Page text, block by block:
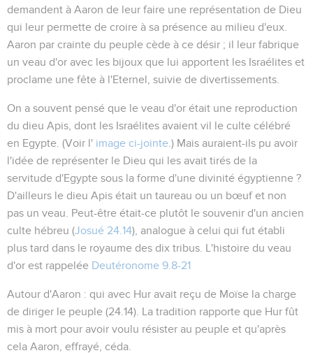
demandent à Aaron de leur faire une représentation de Dieu
qui leur permette de croire à sa présence au milieu d'eux.
Aaron par crainte du peuple cède à ce désir ; il leur fabrique
un veau d'or avec les bijoux que lui apportent les Israélites et
proclame une fête à l'Eternel, suivie de divertissements.
On a souvent pensé que le veau d'or était une reproduction
du dieu Apis, dont les Israélites avaient vil le culte célébré
en Egypte. (Voir l' image ci-jointe .) Mais auraient-ils pu avoir
l'idée de représenter le Dieu qui les avait tirés de la
servitude d'Egypte sous la forme d'une divinité égyptienne ?
D'ailleurs le dieu Apis était un taureau ou un bœuf et non
pas un veau. Peut-être était-ce plutôt le souvenir d'un ancien
culte hébreu (Josué 24.14), analogue à celui qui fut établi
plus tard dans le royaume des dix tribus. L'histoire du veau
d'or est rappelée Deutéronome 9.8-21
Autour d'Aaron : qui avec Hur avait reçu de Moïse la charge
de diriger le peuple (24.14). La tradition rapporte que Hur fût
mis à mort pour avoir voulu résister au peuple et qu'après
cela Aaron, effrayé, céda.